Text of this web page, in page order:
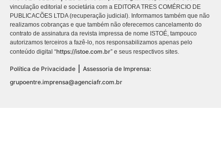
vinculação editorial e societária com a EDITORA TRES COMÉRCIO DE
PUBLICACÕES LTDA (recuperação judicial). Informamos também que não
realizamos cobranças e que também não oferecemos cancelamento do
contrato de assinatura da revista impressa de nome ISTOÉ, tampouco
autorizamos terceiros a fazê-lo, nos responsabilizamos apenas pelo
conteúdo digital “https://istoe.com.br” e seus respectivos sites.
Política de Privacidade
Assessoria de Imprensa:
grupoentre.imprensa@agenciafr.com.br